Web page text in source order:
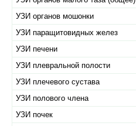
УЗИ органов мошонки
УЗИ паращитовидных желез
УЗИ печени
УЗИ плевральной полости
УЗИ плечевого сустава
УЗИ полового члена
УЗИ почек